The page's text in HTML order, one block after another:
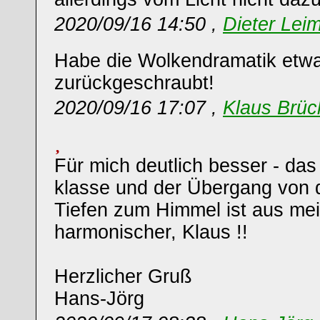
2020/09/16 14:50 , Dieter
Habe die Wolkendramatik
zurückgeschraubt!
2020/09/16 17:07 , Klaus
Für mich deutlich besser -
klasse und der Übergang von
Tiefen zum Himmel ist aus
harmonischer, Klaus !!
Herzlicher Gruß
Hans-Jörg